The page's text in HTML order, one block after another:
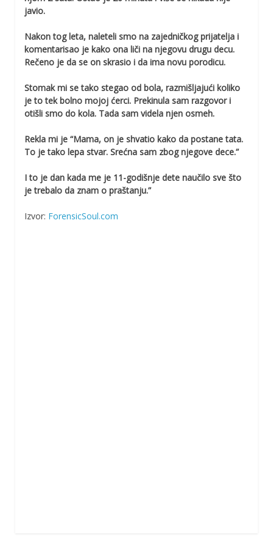
javio.
Nakon tog leta, naleteli smo na zajedničkog prijatelja i
komentarisao je kako ona liči na njegovu drugu decu.
Rečeno je da se on skrasio i da ima novu porodicu.
Stomak mi se tako stegao od bola, razmišljajući koliko
je to tek bolno mojoj ćerci. Prekinula sam razgovor i
otišli smo do kola. Tada sam videla njen osmeh.
Rekla mi je “Mama, on je shvatio kako da postane tata.
To je tako lepa stvar. Srećna sam zbog njegove dece.”
I to je dan kada me je 11-godišnje dete naučilo sve što
je trebalo da znam o praštanju.”
Izvor: ForensicSoul.com